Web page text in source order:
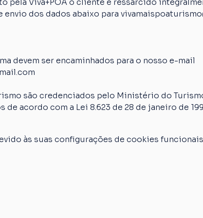
pela Viva+POA o cliente é ressarcido
envio dos dados abaixo para
devem ser encaminhados para o nosso e-mail
são credenciados pelo Ministério do
acordo com a Lei 8.623 de 28 de janeiro de
às suas configurações de cookies funcionais